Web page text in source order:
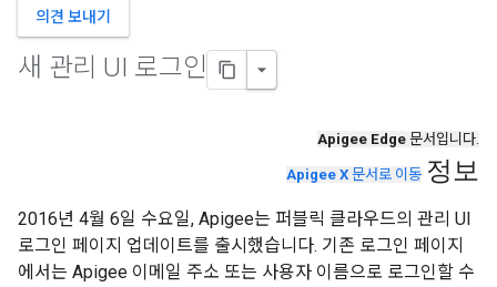
의견 보내기
새 관리 UI 로그인
Apigee Edge 문서입니다.
Apigee X 문서로 이동 정보
2016년 4월 6일 수요일, Apigee는 퍼블릭 클라우드의 관리 UI
로그인 페이지 업데이트를 출시했습니다. 기존 로그인 페이지
에서는 Apigee 이메일 주소 또는 사용자 이름으로 로그인할 수